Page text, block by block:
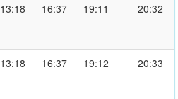
13:18 16:37 19:11 20:32
13:18 16:37 19:12 20:33